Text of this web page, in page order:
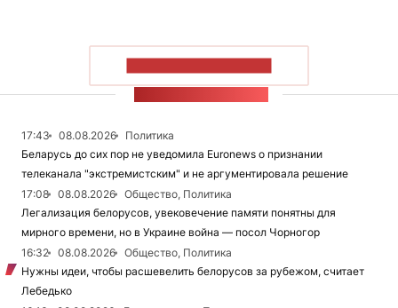
17:43 08.08.2026
Политика
Беларусь до сих пор не уведомила Euronews о признании
телеканала "экстремистским" и не аргументировала решение
17:08
08.08.2026
Общество, Политика
Легализация белорусов, увековечение памяти понятны для
мирного времени, но в Украине война — посол Чорногор
16:32
08.08.2026
Общество, Политика
Нужны идеи, чтобы расшевелить белорусов за рубежом, считает
Лебедько